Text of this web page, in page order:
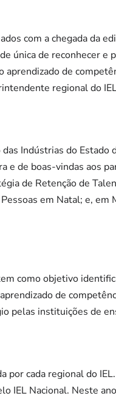
com a chegada da
única de reconhecer e
aprendizado de
regional do
Indústrias do
e de boas-vindas aos
de Retenção de
em Natal; e,
como objetivo
de
pelas instituições de
por cada regional do
IEL Nacional. Neste